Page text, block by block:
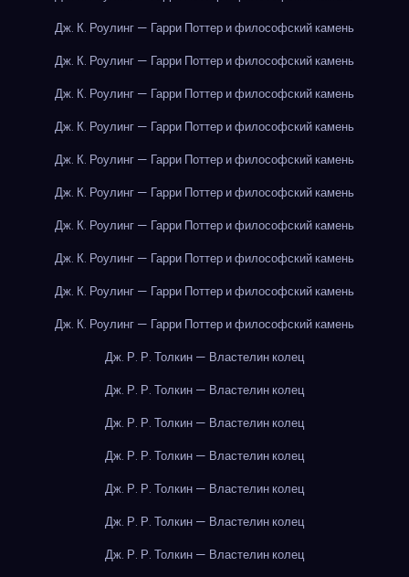
Дж. К. Роулинг — Гарри Поттер и философский камень
Дж. К. Роулинг — Гарри Поттер и философский камень
Дж. К. Роулинг — Гарри Поттер и философский камень
Дж. К. Роулинг — Гарри Поттер и философский камень
Дж. К. Роулинг — Гарри Поттер и философский камень
Дж. К. Роулинг — Гарри Поттер и философский камень
Дж. К. Роулинг — Гарри Поттер и философский камень
Дж. К. Роулинг — Гарри Поттер и философский камень
Дж. К. Роулинг — Гарри Поттер и философский камень
Дж. К. Роулинг — Гарри Поттер и философский камень
Дж. Р. Р. Толкин — Властелин колец
Дж. Р. Р. Толкин — Властелин колец
Дж. Р. Р. Толкин — Властелин колец
Дж. Р. Р. Толкин — Властелин колец
Дж. Р. Р. Толкин — Властелин колец
Дж. Р. Р. Толкин — Властелин колец
Дж. Р. Р. Толкин — Властелин колец